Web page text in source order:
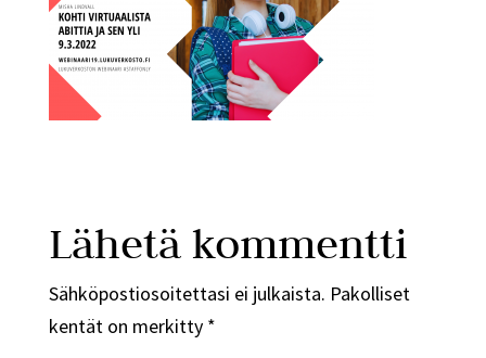
Lähetä kommentti
Sähköpostiosoitettasi ei julkaista. Pakolliset
kentät on merkitty *